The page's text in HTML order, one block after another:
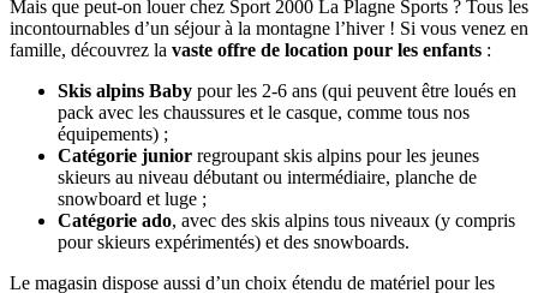
Mais que peut-on louer chez Sport 2000 La Plagne Sports ? Tous les
incontournables d’un séjour à la montagne l’hiver ! Si vous venez en
famille, découvrez la vaste offre de location pour les enfants :
Skis alpins Baby pour les 2-6 ans (qui peuvent être loués en
pack avec les chaussures et le casque, comme tous nos
équipements) ;
Catégorie junior regroupant skis alpins pour les jeunes
skieurs au niveau débutant ou intermédiaire, planche de
snowboard et luge ;
Catégorie ado, avec des skis alpins tous niveaux (y compris
pour skieurs expérimentés) et des snowboards.
Le magasin dispose aussi d’un choix étendu de matériel pour les